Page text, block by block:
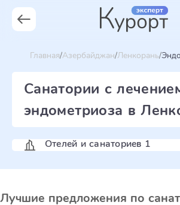
Главная Азербайджан Ленкорань
Санатории с
эндометриоза в
Отелей и санаториев 1
Лучшие предложения по